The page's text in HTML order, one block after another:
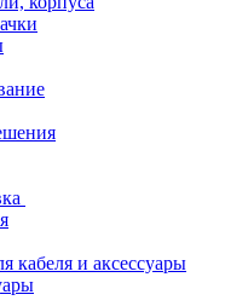
кабеля и аксессуары